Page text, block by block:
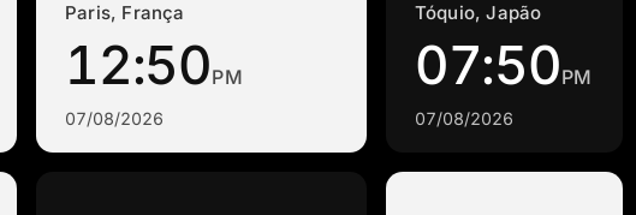
Paris, França
12:50PM
07/08/2026
Tóquio, Japão
07:50PM
07/08/2026